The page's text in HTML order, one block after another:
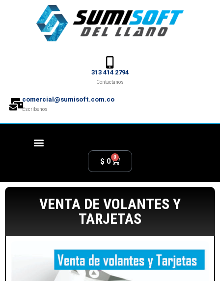
313 414 2794
Contactanos
comercial@sumisoft.com.co
Escribenos
$ 0 0
VENTA DE VOLANTES Y
TARJETAS